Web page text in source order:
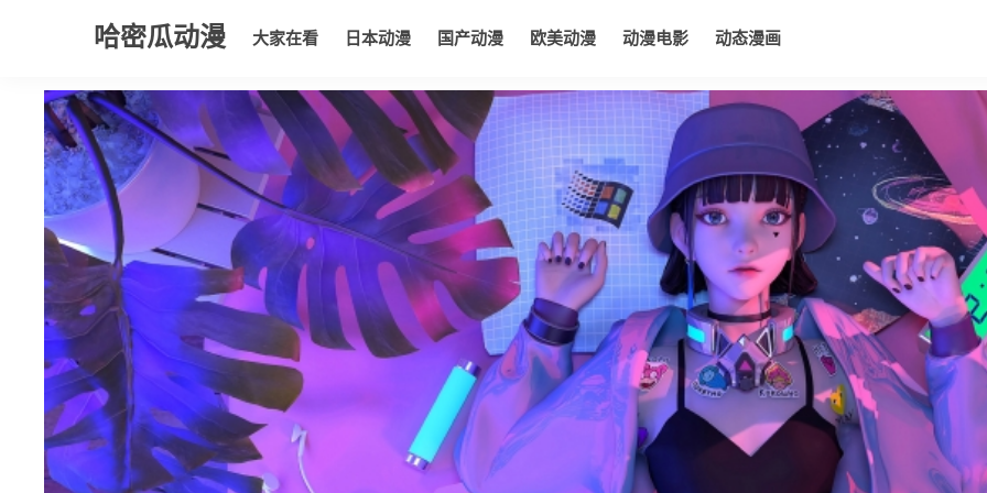
哈密瓜动漫 大家在看 日本动漫 国产动漫 欧美动漫 动漫电影 动态漫画
大家在看 日本动漫 国产动漫 欧美动漫 动漫电影 动态漫画